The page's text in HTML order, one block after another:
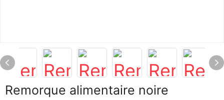
Remorque alimentaire noire